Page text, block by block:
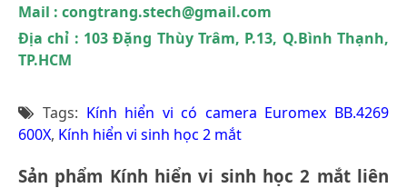
Mail : congtrang.stech@gmail.com
Địa chỉ : 103 Đặng Thùy Trâm, P.13, Q.Bình Thạnh,
TP.HCM
Tags: Kính hiển vi có camera Euromex BB.4269
600X, Kính hiển vi sinh học 2 mắt
Sản phẩm Kính hiển vi sinh học 2 mắt liên